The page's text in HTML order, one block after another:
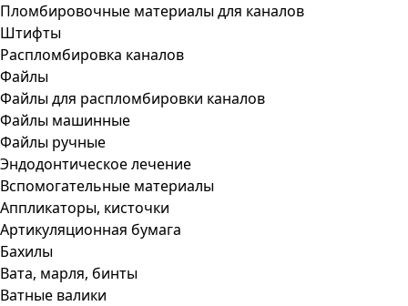
Пломбировочные материалы для каналов
Штифты
Распломбировка каналов
Файлы
Файлы для распломбировки каналов
Файлы машинные
Файлы ручные
Эндодонтическое лечение
Вспомогательные материалы
Аппликаторы, кисточки
Артикуляционная бумага
Бахилы
Вата, марля, бинты
Ватные валики